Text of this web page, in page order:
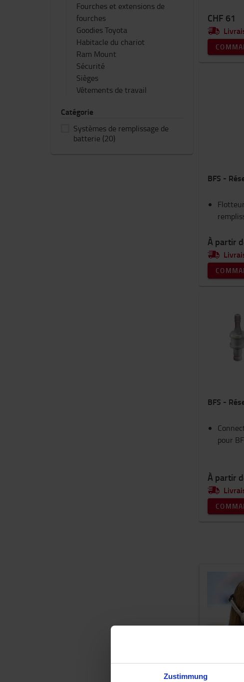
Zustimmung
Fourches et extensions de
fourches
Goodies Toyota
Habitacle du chariot
Ram Mount
Sécurité
Sièges
Vêtements de travail
Catégorie
Systèmes de remplissage de
batterie (20)
CHF 61
BFS -
À partir
BFS -
pour
À partir